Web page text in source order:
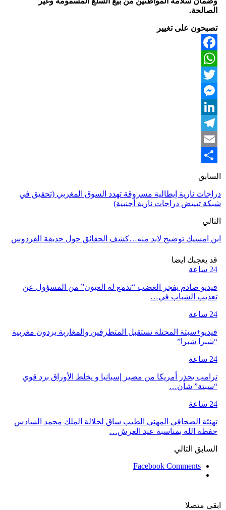
الصالحة.
تصبحون على تغيير
Facebook
WhatsApp
Twitter
Messenger
LinkedIn
Telegram
Email
Share
السابق
دراجات نارية إيطالية مسروقة تهدد السوق المغربي (تحقيق في
شبكة تبييض دراجات نارية أجنبية)
التالي
ابن امسيك توضيح لابد منه…كشف الحقائق حول حديقة الفردوس
قد يعجبك ايضا
24 ساعة
فيديو صادم يفجر الغضب “تدمع له العيون” من المسؤول عن
تعذيب الشباب في…
24 ساعة
فيديو+سبتة المحتلة تستقبل المتطرفين والمغاربة يردون مغربية
“شبرا شبرا”
24 ساعة
ترامب يحذر أمريكا من مصير إسبانيا و يخلط الأوراق برد قوي
“سبتة” شأن…
24 ساعة
تهنئة الصحافي المهني الطيب ساق لجلالة الملك محمد السادس
حفظه الله بمناسبة عيد العرش…
السابق التالي
Facebook Comments
ابقى متصلا